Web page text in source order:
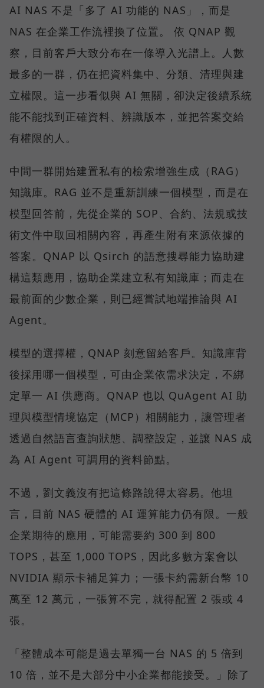
AI NAS 不是「多了 AI 功能的 NAS」，而是
NAS 在企業工作流裡換了位置。 依 QNAP 觀
察，目前客戶大致分布在一條導入光譜上。人數
最多的一群，仍在把資料集中、分類、清理與建
立權限。這一步看似與 AI 無關，卻決定後續系統
能不能找到正確資料、辨識版本，並把答案交給
有權限的人。
中間一群開始建置私有的檢索增強生成（RAG）
知識庫。RAG 並不是重新訓練一個模型，而是在
模型回答前，先從企業的 SOP、合約、法規或技
術文件中取回相關內容，再產生附有來源依據的
答案。QNAP 以 Qsirch 的語意搜尋能力協助建
構這類應用，協助企業建立私有知識庫；而走在
最前面的少數企業，則已經嘗試地端推論與 AI
Agent。
模型的選擇權，QNAP 刻意留給客戶。知識庫背
後採用哪一個模型，可由企業依需求決定，不綁
定單一 AI 供應商。QNAP 也以 QuAgent AI 助
理與模型情境協定（MCP）相關能力，讓管理者
透過自然語言查詢狀態、調整設定，並讓 NAS 成
為 AI Agent 可調用的資料節點。
不過，劉文義沒有把這條路說得太容易。他坦
言，目前 NAS 硬體的 AI 運算能力仍有限。一般
企業期待的應用，可能需要約 300 到 800
TOPS，甚至 1,000 TOPS，因此多數方案會以
NVIDIA 顯示卡補足算力；一張卡約需新台幣 10
萬至 12 萬元，一張算不完，就得配置 2 張或 4
張。
「整體成本可能是過去單獨一台 NAS 的 5 倍到
10 倍，並不是大部分中小企業都能接受。」除了